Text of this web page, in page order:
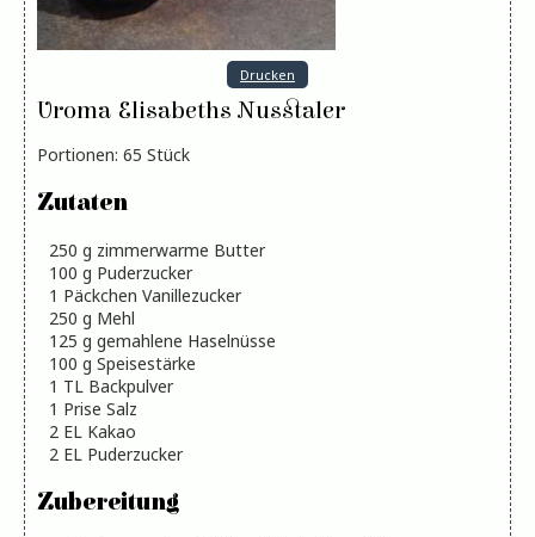
Drucken
Uroma Elisabeths Nusstaler
Portionen: 65 Stück
Zutaten
250 g zimmerwarme Butter
100 g Puderzucker
1 Päckchen Vanillezucker
250 g Mehl
125 g gemahlene Haselnüsse
100 g Speisestärke
1 TL Backpulver
1 Prise Salz
2 EL Kakao
2 EL Puderzucker
Zubereitung